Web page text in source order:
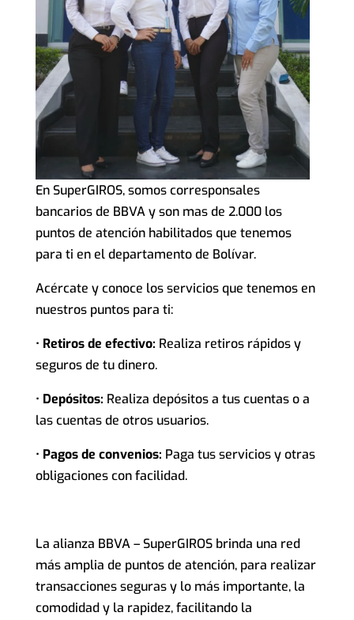
En SuperGIROS, somos corresponsales
bancarios de BBVA y son mas de 2.000 los
puntos de atención habilitados que tenemos
para ti en el departamento de Bolívar.
Acércate y conoce los servicios que tenemos en
nuestros puntos para ti:
• Retiros de efectivo: Realiza retiros rápidos y
seguros de tu dinero.
• Depósitos: Realiza depósitos a tus cuentas o a
las cuentas de otros usuarios.
• Pagos de convenios: Paga tus servicios y otras
obligaciones con facilidad.
La alianza BBVA – SuperGIROS brinda una red
más amplia de puntos de atención, para realizar
transacciones seguras y lo más importante, la
comodidad y la rapidez, facilitando la